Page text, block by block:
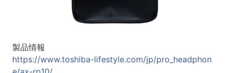
製品情報
https://www.toshiba-lifestyle.com/jp/pro_headphon